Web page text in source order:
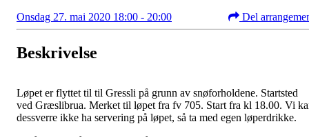
Onsdag 27. mai 2020 18:00 - 20:00 Del
Beskrivelse
Løpet er flyttet til til Gressli på grunn av snøforholdene. Startsted
ved Græslibrua. Merket til løpet fra fv 705. Start fra kl 18.00. Vi
dessverre ikke ha servering på løpet, så ta med egen løperdrikke.